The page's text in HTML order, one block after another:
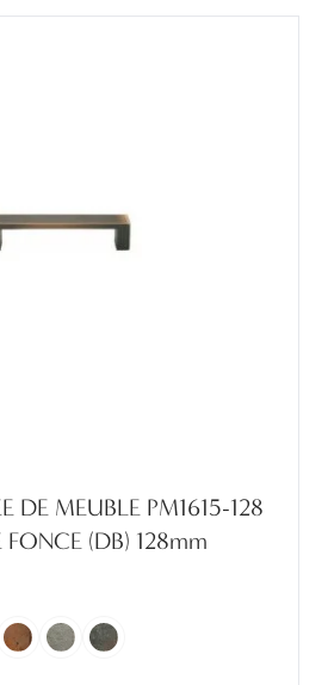
DE MEUBLE PM1615-128
FONCE (DB) 128mm